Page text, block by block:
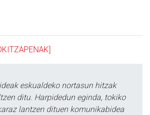
eskualdeko nortasun hitzak
ditu. Harpidedun eginda, tokiko
lantzen dituen komunikabidea